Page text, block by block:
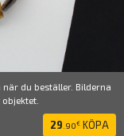
du beställer. Bilderna
29 .90€ KÖPA